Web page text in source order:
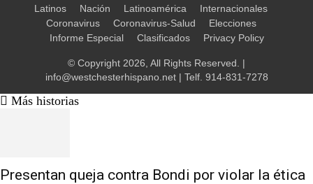
Latinos
Nación Latinoamérica
Internacionales
Coronavirus
Coronavirus-Salud
Elecciones
Informe Especial
Clasificados Privacy Policy
© Copyright 2026, All Rights Reserved. |
info@westchesterhispano.net| Telf. 914-831-7278
Más historias
Presentan queja contra Bondi por violar la ética